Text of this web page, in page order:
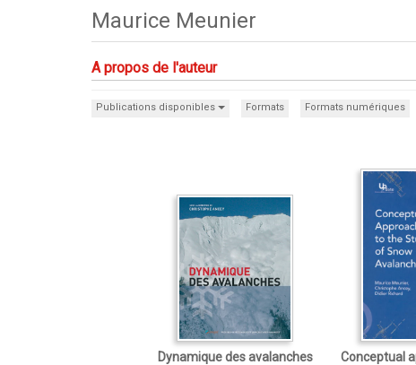
Maurice Meunier
A propos de l'auteur
Publications disponibles Formats Formats numériques
Dynamique des avalanches
Conceptual